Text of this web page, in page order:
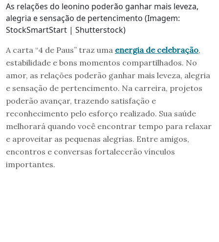
As relações do leonino poderão ganhar mais leveza,
alegria e sensação de pertencimento (Imagem:
StockSmartStart | Shutterstock)
A carta “4 de Paus” traz uma energia de celebração,
estabilidade e bons momentos compartilhados. No
amor, as relações poderão ganhar mais leveza, alegria
e sensação de pertencimento. Na carreira, projetos
poderão avançar, trazendo satisfação e
reconhecimento pelo esforço realizado. Sua saúde
melhorará quando você encontrar tempo para relaxar
e aproveitar as pequenas alegrias. Entre amigos,
encontros e conversas fortalecerão vínculos
importantes.